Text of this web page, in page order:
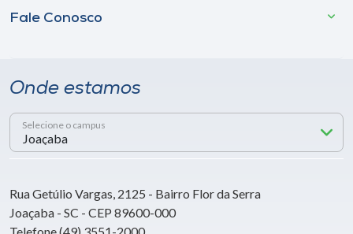
Fale Conosco
Onde estamos
Selecione o campus
Rua Getúlio Vargas, 2125 - Bairro Flor da Serra
Joaçaba - SC - CEP 89600-000